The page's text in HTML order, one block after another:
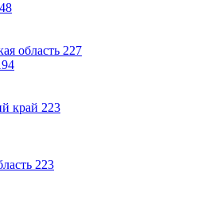
область 227
край 223
223